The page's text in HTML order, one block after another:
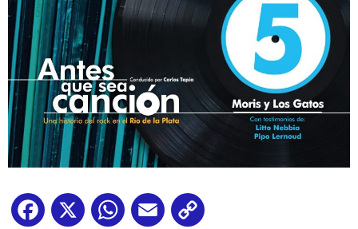
Facebook
X WhatsApp
Email